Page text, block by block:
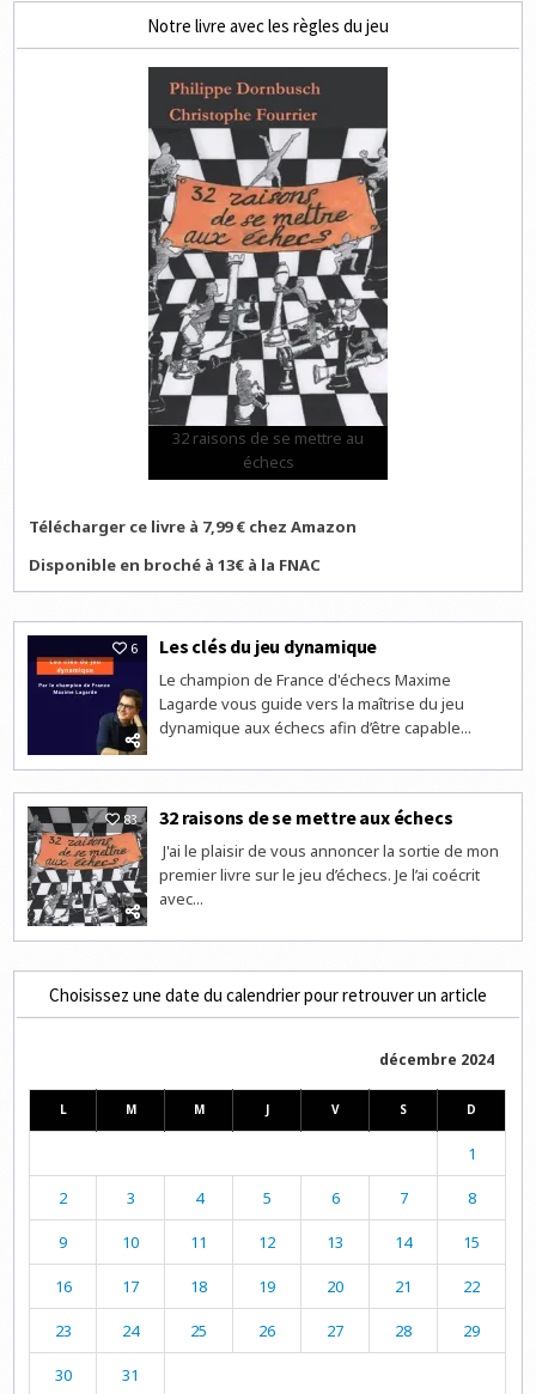
Notre livre avec les règles du jeu
32 raisons de se mettre au
échecs
Télécharger ce livre à 7,99 € chez Amazon
Disponible en broché à 13€ à la FNAC
6 Les clés du jeu dynamique
Le champion de France d'échecs Maxime
Lagarde vous guide vers la maîtrise du jeu
dynamique aux échecs afin d’être capable...
83 32 raisons de se mettre aux échecs
J'ai le plaisir de vous annoncer la sortie de mon
premier livre sur le jeu d’échecs. Je l’ai coécrit
avec...
Choisissez une date du calendrier pour retrouver un article
décembre 2024
L M M J V S D
1
2 3 4 5 6 7 8
9 10 11 12 13 14 15
16 17 18 19 20 21 22
23 24 25 26 27 28 29
30
31